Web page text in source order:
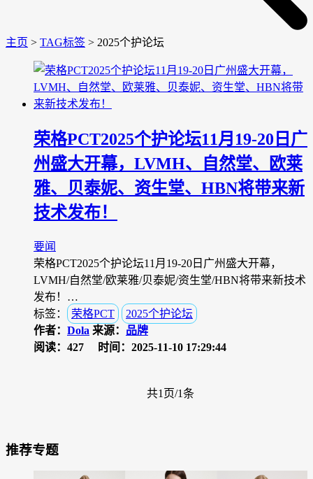
主页 > TAG标签 > 2025个护论坛
荣格PCT2025个护论坛11月19-20日广
州盛大开幕，LVMH、自然堂、欧莱
雅、贝泰妮、资生堂、HBN将带来新
技术发布！
要闻
荣格PCT2025个护论坛11月19-20日广州盛大开幕，
LVMH/自然堂/欧莱雅/贝泰妮/资生堂/HBN将带来新技术
发布！…
标签：
荣格PCT
2025个护论坛
作者： Dola 来源： 品牌
阅读：427
时间：2025-11-10 17:29:44
共1页/1条
推荐专题